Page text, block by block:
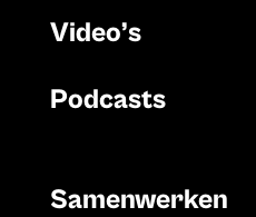
Video’s
Podcasts
Samenwerken